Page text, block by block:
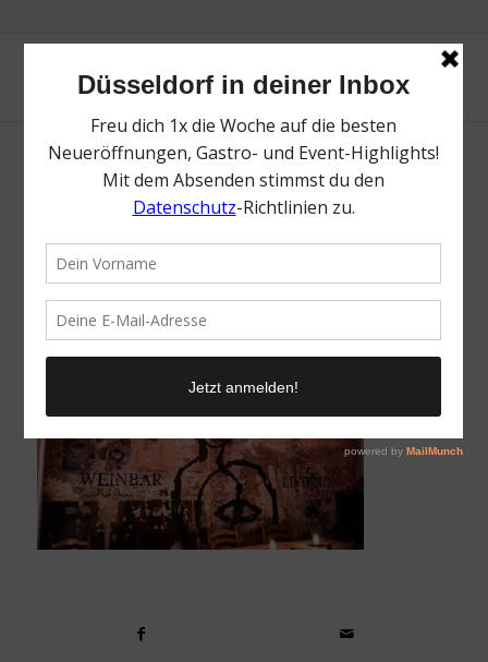
fett Weinbar | FIFA WM 2026 – Top Orte für
Düsseldorf | Topliste | Foto: fett Weinbar